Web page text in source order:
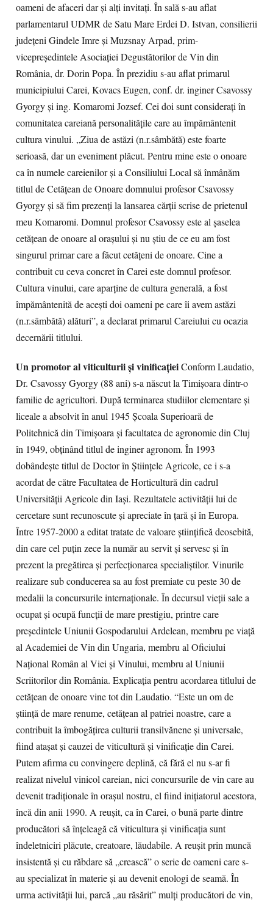
oameni de afaceri dar şi alţi invitaţi. În sală s-au aflat
parlamentarul UDMR de Satu Mare Erdei D. Istvan, consilierii
judeţeni Gindele Imre şi Muzsnay Arpad, prim-
vicepreşedintele Asociaţiei Degustătorilor de Vin din
România, dr. Dorin Popa. În prezidiu s-au aflat primarul
municipiului Carei, Kovacs Eugen, conf. dr. inginer Csavossy
Gyorgy şi ing. Komaromi Jozsef. Cei doi sunt consideraţi în
comunitatea careiană personalităţile care au împământenit
cultura vinului. „Ziua de astăzi (n.r.sâmbătă) este foarte
serioasă, dar un eveniment plăcut. Pentru mine este o onoare
ca în numele careienilor şi a Consiliului Local să înmânăm
titlul de Cetăţean de Onoare domnului profesor Csavossy
Gyorgy şi să fim prezenţi la lansarea cărţii scrise de prietenul
meu Komaromi. Domnul profesor Csavossy este al şaselea
cetăţean de onoare al oraşului şi nu ştiu de ce eu am fost
singurul primar care a făcut cetăţeni de onoare. Cine a
contribuit cu ceva concret în Carei este domnul profesor.
Cultura vinului, care aparţine de cultura generală, a fost
împământenită de aceşti doi oameni pe care îi avem astăzi
(n.r.sâmbătă) alături”, a declarat primarul Careiului cu ocazia
decernării titlului.
Un promotor al viticulturii şi vinificaţieiConform Laudatio,
Dr. Csavossy Gyorgy (88 ani) s-a născut la Timişoara dintr-o
familie de agricultori. După terminarea studiilor elementare şi
liceale a absolvit în anul 1945 Şcoala Superioară de
Politehnică din Timişoara şi facultatea de agronomie din Cluj
în 1949, obţinând titlul de inginer agronom. În 1993
dobândeşte titlul de Doctor în Ştiinţele Agricole, ce i s-a
acordat de către Facultatea de Horticultură din cadrul
Universităţii Agricole din Iaşi. Rezultatele activităţii lui de
cercetare sunt recunoscute şi apreciate în ţară şi în Europa.
Între 1957-2000 a editat tratate de valoare ştiinţifică deosebită,
din care cel puţin zece la număr au servit şi servesc şi în
prezent la pregătirea şi perfecţionarea specialiştilor. Vinurile
realizare sub conducerea sa au fost premiate cu peste 30 de
medalii la concursurile internaţionale. În decursul vieţii sale a
ocupat şi ocupă funcţii de mare prestigiu, printre care
preşedintele Uniunii Gospodarului Ardelean, membru pe viaţă
al Academiei de Vin din Ungaria, membru al Oficiului
Naţional Român al Viei şi Vinului, membru al Uniunii
Scriitorilor din România. Explicaţia pentru acordarea titlului de
cetăţean de onoare vine tot din Laudatio. “Este un om de
ştiinţă de mare renume, cetăţean al patriei noastre, care a
contribuit la îmbogăţirea culturii transilvănene şi universale,
fiind ataşat şi cauzei de viticultură şi vinificaţie din Carei.
Putem afirma cu convingere deplină, că fără el nu s-ar fi
realizat nivelul vinicol careian, nici concursurile de vin care au
devenit tradiţionale în oraşul nostru, el fiind iniţiatorul acestora,
încă din anii 1990. A reuşit, ca în Carei, o bună parte dintre
producători să înţeleagă că viticultura şi vinificaţia sunt
îndeletniciri plăcute, creatoare, lăudabile. A reuşit prin muncă
insistentă şi cu răbdare să „crească” o serie de oameni care s-
au specializat în materie şi au devenit enologi de seamă. În
urma activităţii lui, parcă „au răsărit” mulţi producători de vin,